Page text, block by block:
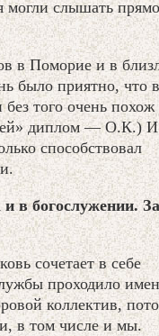
могли слышать
в Поморие и в
было приятно, что
того очень похож
диплом — О.К.) И
способствовал
в богослужении.
сочетает в себе
проходило
коллектив,
в том числе и мы.